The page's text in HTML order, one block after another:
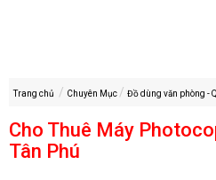
Trang chủ Chuyên Mục Đồ dùng văn phòng -
Cho Thuê Máy
Tân Phú